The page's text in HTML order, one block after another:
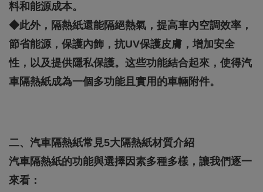
料和能源成本。
◆此外，隔熱紙還能隔絕熱氣，提高車內空調效率，
節省能源，保護內飾，抗UV保護皮膚，增加安全
性，以及提供隱私保護。这些功能結合起來，使得汽
車隔熱紙成為一個多功能且實用的車輛附件。
二、汽車隔熱紙常見5大隔熱紙材質介紹
汽車隔熱紙的功能與選擇因素多種多樣，讓我們逐一
來看：